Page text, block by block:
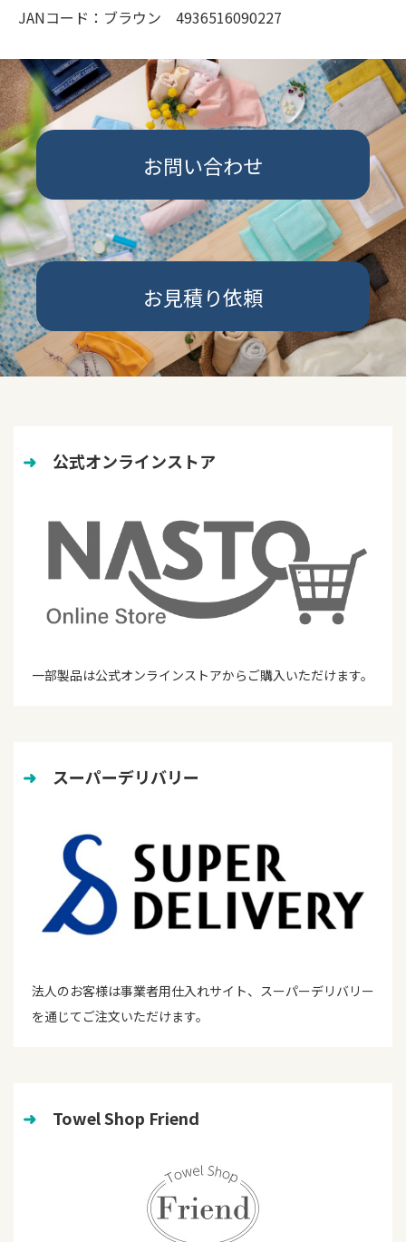
JANコード：ブラウン 4936516090227
お問い合わせ
お見積り依頼
➜ 公式オンラインストア
一部製品は公式オンラインストアからご購入いただけます。
➜ スーパーデリバリー
法人のお客様は事業者用仕入れサイト、スーパーデリバリー
を通じてご注文いただけます。
➜ Towel Shop Friend